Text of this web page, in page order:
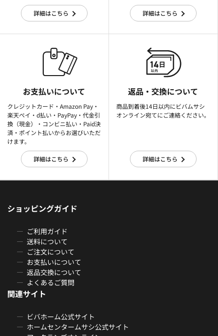
詳細はこちら 詳細はこちら
お支払いについて
クレジットカード・Amazon Pay・
楽天ぺイ・d払い・PayPay・代金引
換（現金）・コンビニ払い・Paid決
済・ポイント払いからお選びいただ
けます。
詳細はこちら
返品・交換について
商品到着後14日以内にビバムサシ
オンライン宛てにご連絡ください。
詳細はこちら
ショッピングガイド
ご利用ガイド
送料について
ご注文について
お支払いについて
返品交換について
よくあるご質問
関連サイト
ビバホーム公式サイト
ホームセンタームサシ公式サイト